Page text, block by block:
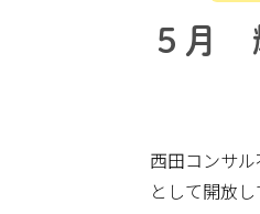
５月
西田コンサ
として開放